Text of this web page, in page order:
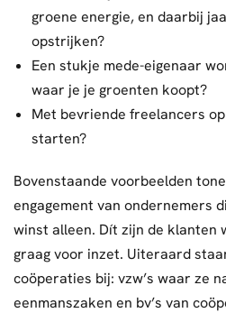
groene energie, en daarbij
opstrijken?
Een stukje mede-eigenaar
waar je je groenten koopt?
Met bevriende freelancers
starten?
Bovenstaande voorbeelden
engagement van ondernemers
winst alleen. Dít zijn de klanten
graag voor inzet. Uiteraard
coöperaties bij: vzw’s waar ze
eenmanszaken en bv’s van